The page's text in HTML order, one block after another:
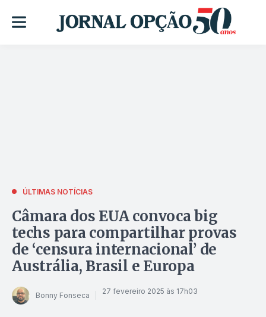
ÚLTIMAS NOTÍCIAS
Câmara dos EUA convoca big
techs para compartilhar provas
de ‘censura internacional’ de
Austrália, Brasil e Europa
Bonny Fonseca 27 fevereiro 2025 às 17h03